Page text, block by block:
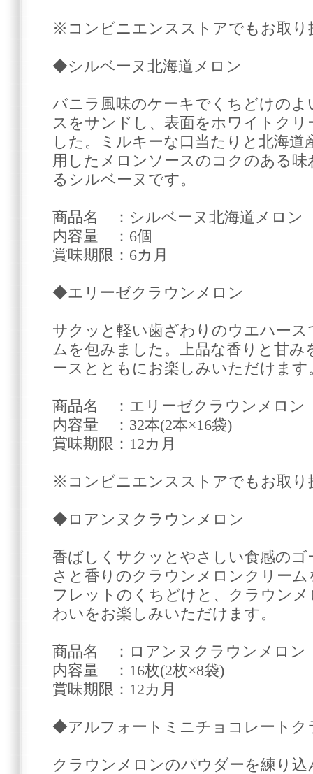
※コンビニエンスストアでもお取り
◆シルベーヌ北海道メロン
バニラ風味のケーキでくちどけの
スをサンドし、表面をホワイトク
した。ミルキーな口当たりと北海
用したメロンソースのコクのある
るシルベーヌです。
商品名 ：シルベーヌ北海道メロン
内容量 ：6個
賞味期限：6カ月
◆エリーゼクラウンメロン
サクッと軽い歯ざわりのウエハー
ムを包みました。上品な香りと甘
ースとともにお楽しみいただけます
商品名 ：エリーゼクラウンメロン
内容量 ：32本(2本×16袋)
賞味期限：12カ月
※コンビニエンスストアでもお取り
◆ロアンヌクラウンメロン
香ばしくサクッとやさしい食感の
さと香りのクラウンメロンクリー
フレットのくちどけと、クラウン
わいをお楽しみいただけます。
商品名 ：ロアンヌクラウンメロン
内容量 ：16枚(2枚×8袋)
賞味期限：12カ月
◆アルフォートミニチョコレートク
クラウンメロンのパウダーを練り